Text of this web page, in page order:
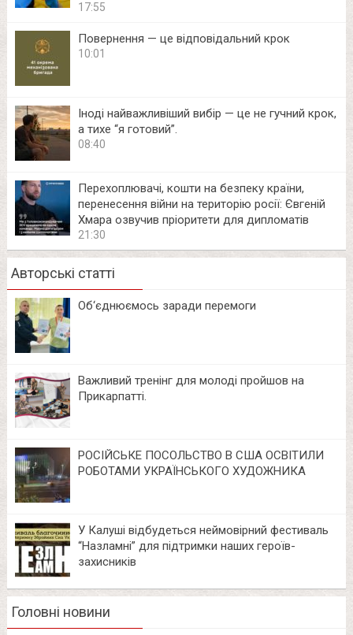
17:55
Повернення — це відповідальний крок
10:01
Іноді найважливіший вибір — це не гучний крок,
а тихе “я готовий”.
08:40
Перехоплювачі, кошти на безпеку країни,
перенесення війни на територію росії: Євгеній
Хмара озвучив пріоритети для дипломатів
21:30
Авторські статті
Об‘єднюємось заради перемоги
Важливий тренінг для молоді пройшов на
Прикарпатті.
РОСІЙСЬКЕ ПОСОЛЬСТВО В США ОСВІТИЛИ
РОБОТАМИ УКРАЇНСЬКОГО ХУДОЖНИКА
У Калуші відбудеться неймовірний фестиваль
“Назламні” для підтримки наших героїв-
захисників
Головні новини